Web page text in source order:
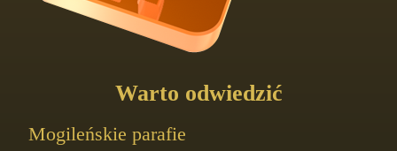
Warto odwiedzić
Mogileńskie parafie